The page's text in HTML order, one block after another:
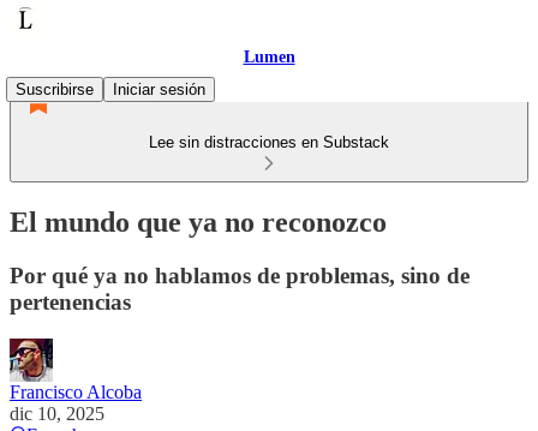
Lumen
Suscribirse
Iniciar sesión
Lee sin distracciones en Substack
El mundo que ya no reconozco
Por qué ya no hablamos de problemas, sino de
pertenencias
Francisco Alcoba
dic 10, 2025